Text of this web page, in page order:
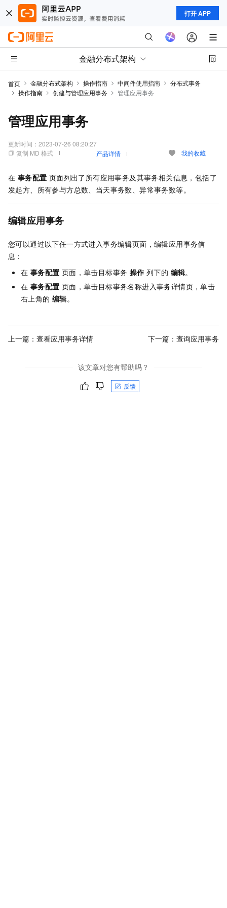
打开 APP
金融分布式架构
首页 金融分布式架构 操作指南 中间件使用指南
分布式事务
操作指南
创建与管理应用事务 管理应用事务
管理应用事务
更新时间： 2023-07-26 08:20:27
复制 MD 格式
产品详情 我的收藏
在 事务配置 页面列出了所有应用事务及其事务相关信息，包括了
发起方、所有参与方总数、当天事务数、异常事务数等。
编辑应用事务
您可以通过以下任一方式进入事务编辑页面，编辑应用事务信
息：
在 事务配置 页面，单击目标事务 操作 列下的 编辑。
在 事务配置 页面，单击目标事务名称进入事务详情页，单击
右上角的 编辑。
上一篇： 查看应用事务详情 下一篇： 查询应用事务
该文章对您有帮助吗？
反馈